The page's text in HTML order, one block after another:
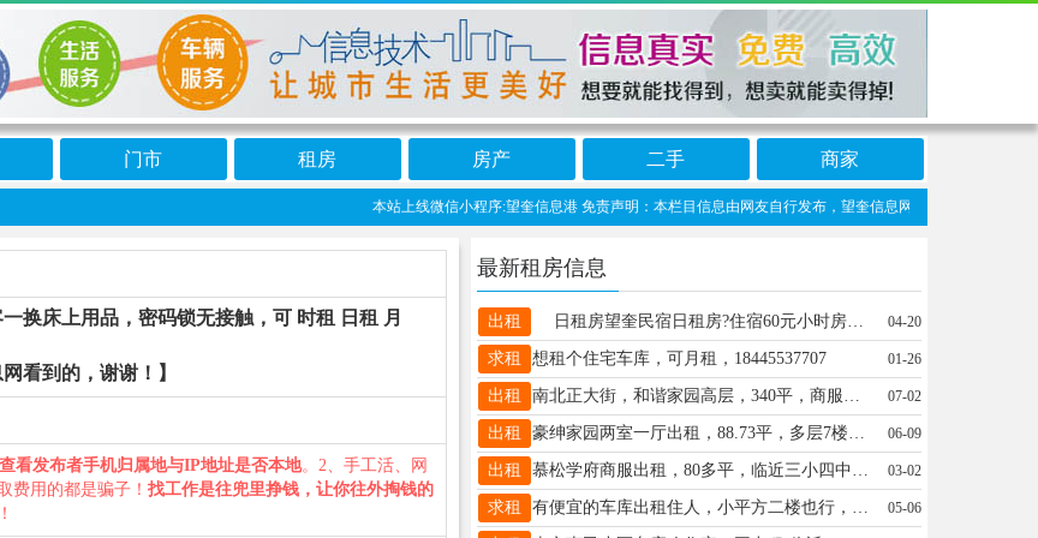
门市 租房 房产 二手 商家
本站上线微信小程序:望奎信息港 免责声明：本栏目信息由网友自行发布，望奎信息网不承担任何责任！提
换床上用品，密码锁无接触，可 时租 日租 月
看到的，谢谢！】
看发布者手机归属地与IP地址是否本地。2、手工活、网
费用的都是骗子！ 找工作是往兜里挣钱，让你往外掏钱的
最新租房信息
出租 日租房望奎民宿日租房?住宿60元小时房40元 温馨舒适?干净整洁,免费wifi,全天24小时热水床品一客一换！无接触取钥匙? 钟点房日租周租也可月租15846680906 04-20
求租 想租个住宅车库，可月租，18445537707 01-26
出租 南北正大街，和谐家园高层，340平，商服出租，价格优惠，联系19845547744 07-02
出租 豪绅家园两室一厅出租，88.73平，多层7楼顶层，处于中心位置，交通便利，家电家具齐全，干净整洁，真正拎包入住。年租，微信同步，非诚勿扰。15146530016 06-09
出租 慕松学府商服出租，80多平，临近三小四中，价格便宜，电话15665038308 03-02
求租 有便宜的车库出租住人，小平方二楼也行，18945533735 05-06